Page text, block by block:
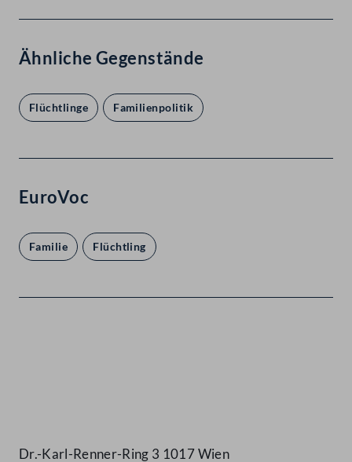
Ähnliche Gegenstände
Flüchtlinge Familienpolitik
EuroVoc
Familie Flüchtling
Dr.-Karl-Renner-Ring 3 1017 Wien